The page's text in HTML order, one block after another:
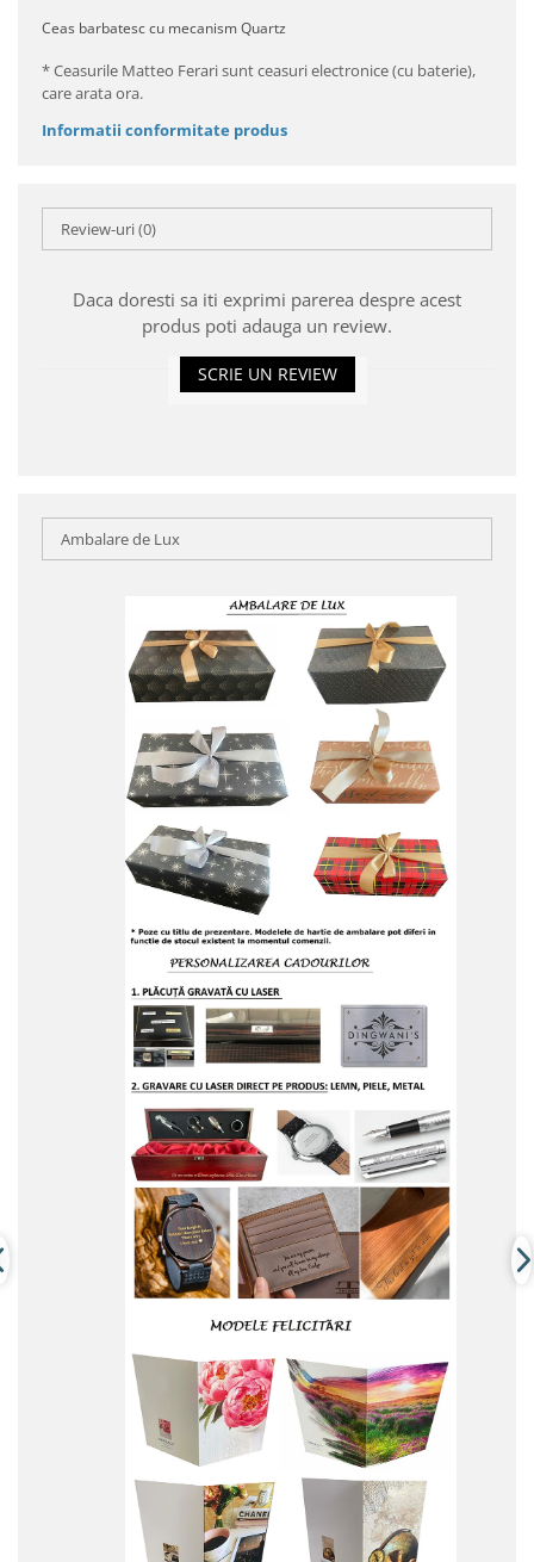
Ceas barbatesc cu mecanism Quartz
* Ceasurile Matteo Ferari sunt ceasuri electronice (cu baterie),
care arata ora.
Informatii conformitate produs
Review-uri(0)
Daca doresti sa iti exprimi parerea despre acest
produs poti adauga un review.
SCRIE UN REVIEW
Ambalare de Lux